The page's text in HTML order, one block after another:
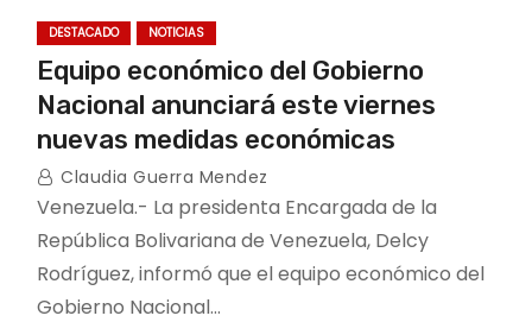
DESTACADO NOTICIAS
Equipo económico del Gobierno
Nacional anunciará este viernes
nuevas medidas económicas
Claudia Guerra Mendez
Venezuela.- La presidenta Encargada de la
República Bolivariana de Venezuela, Delcy
Rodríguez, informó que el equipo económico del
Gobierno Nacional…